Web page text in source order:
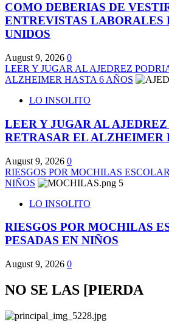
COMO DEBERIAS DE
ENTREVISTAS LABORALES
UNIDOS
August 9, 2026 0
LEER Y JUGAR AL AJEDREZ
ALZHEIMER HASTA 6 AÑOS
LO INSOLITO
LEER Y JUGAR AL
RETRASAR EL ALZHEIMER
August 9, 2026 0
RIESGOS POR MOCHILAS
NIÑOS
5
LO INSOLITO
RIESGOS POR MOCHILAS
PESADAS EN NIÑOS
August 9, 2026 0
NO SE LAS [PIERDA